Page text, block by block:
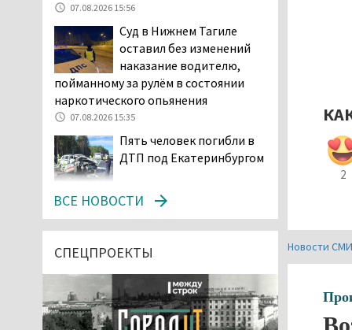
2
Новости
07.08.2026 15:56
Суд в Нижнем Тагиле
оставил без изменений
наказание водителю,
пойманному за рулём в состоянии
наркотического опьянения
07.08.2026 15:35
Пять человек погибли в
ДТП под Екатеринбургом
проникли в квартиру
через балкон, чтобы
07.08.2026 14:20
В Красноуральске хитрый
водитель BMW ездил с
ВСЕ НОВОСТИ
СПЕЦПРОЕКТЫ